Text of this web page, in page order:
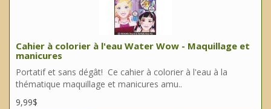
Cahier à colorier à l'eau Water Wow - Maquillage et
manicures
Portatif et sans dégât! Ce cahier à colorier à l'eau à la
thématique maquillage et manicures amu..
9,99$